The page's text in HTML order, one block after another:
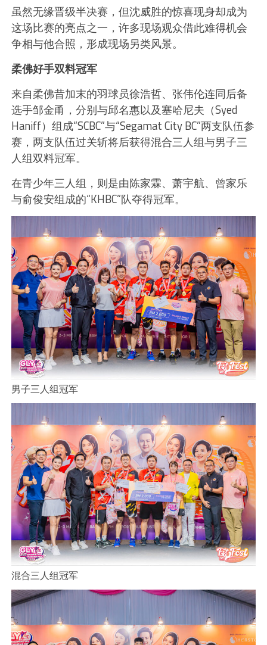
虽然无缘晋级半决赛，但沈威胜的惊喜现身却成为
这场比赛的亮点之一，许多现场观众借此难得机会
争相与他合照，形成现场另类风景。
柔佛好手双料冠军
来自柔佛昔加末的羽球员徐浩哲、张伟伦连同后备
选手邹金甬，分别与邱名惠以及塞哈尼夫（Syed
Haniff）组成“SCBC”与“Segamat City BC”两支队伍参
赛，两支队伍过关斩将后获得混合三人组与男子三
人组双料冠军。
在青少年三人组，则是由陈家霖、萧宇航、曾家乐
与俞俊安组成的“KHBC”队夺得冠军。
男子三人组冠军
混合三人组冠军